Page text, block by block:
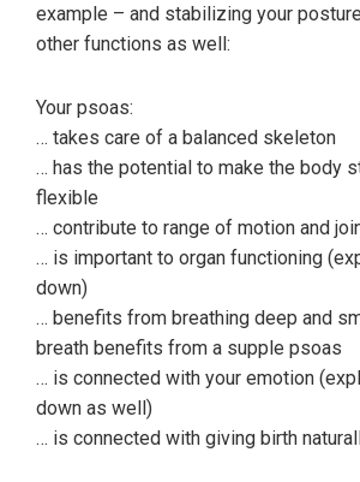
example – and stabilizing your
other functions as well:
Your psoas:
… takes care of a balanced skeleton
… has the potential to make the body
flexible
… contribute to range of motion and
… is important to organ functioning
down)
… benefits from breathing deep and
breath benefits from a supple psoas
… is connected with your emotion
down as well)
… is connected with giving birth